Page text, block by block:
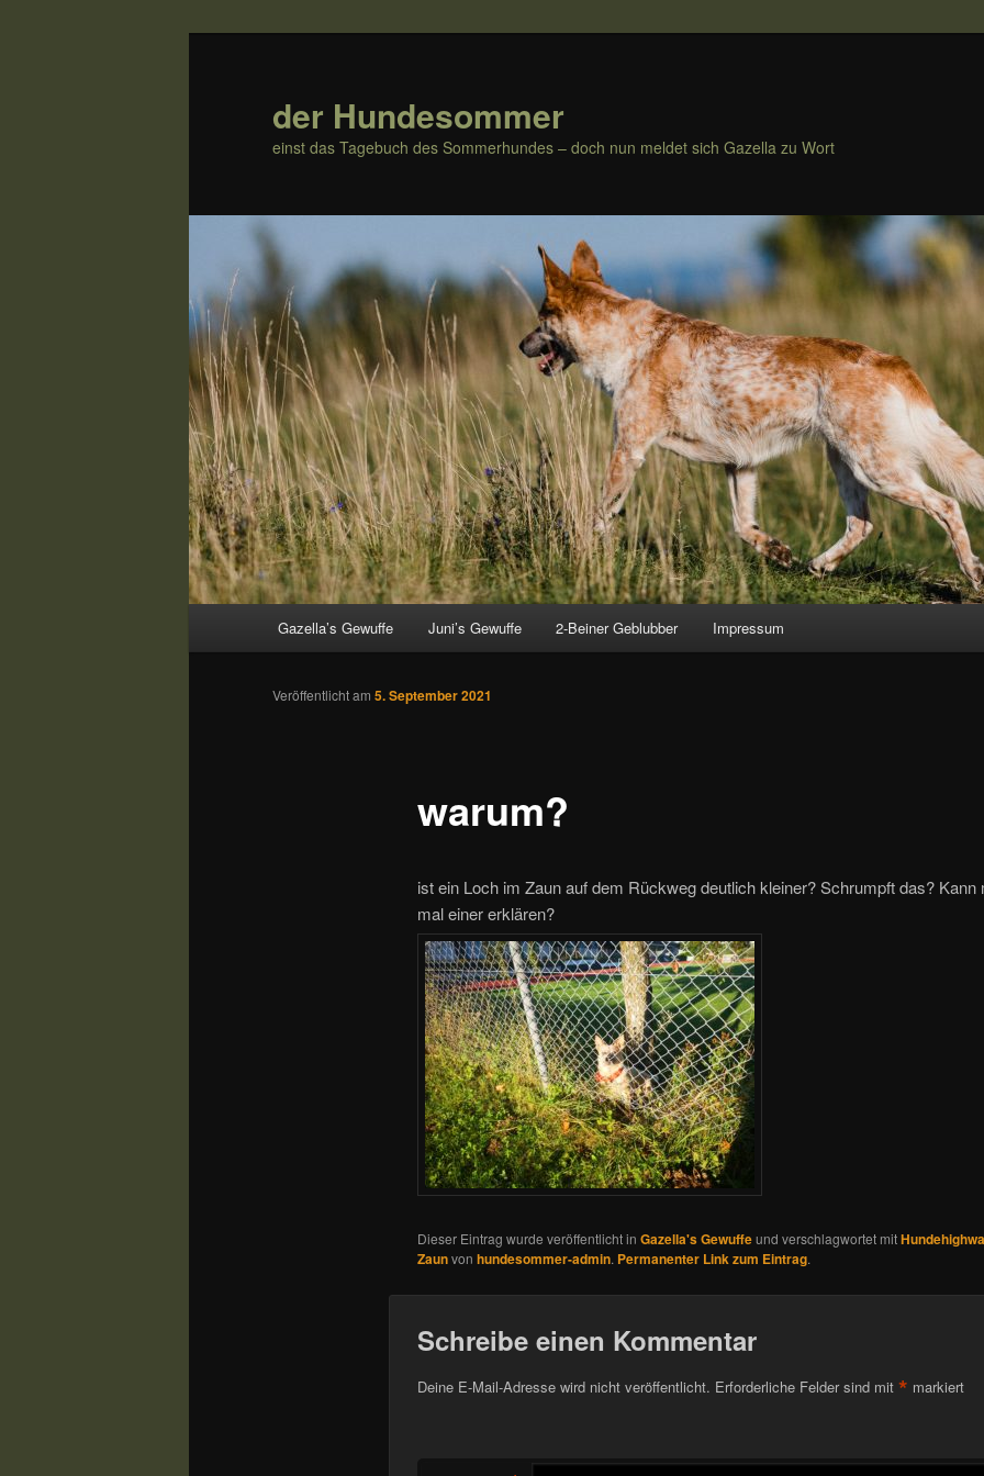
der Hundesommer
einst das Tagebuch des Sommerhundes – doch nun meldet sich Gazella zu Wort
Gazella’s Gewuffe Juni’s Gewuffe 2-Beiner Geblubber Impressum
warum?
Veröffentlicht am 5. September 2021
ist ein Loch im Zaun auf dem Rückweg deutlich kleiner? Schrumpft das? Kann
mal einer erklären?
Dieser Eintrag wurde veröffentlicht in Gazella's Gewuffeund verschlagwortet mit
Zaunvon hundesommer-admin. Permanenter Link zum Eintrag.
Schreibe einen Kommentar
Deine E-Mail-Adresse wird nicht veröffentlicht. Erforderliche Felder sind mit * markiert